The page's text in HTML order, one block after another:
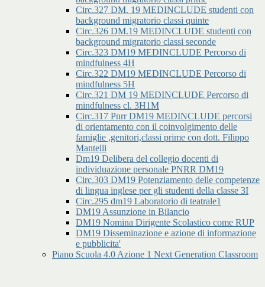
Circ.327 DM. 19 MEDINCLUDE studenti con
background migratorio classi quinte
Circ.326 DM.19 MEDINCLUDE studenti con
background migratorio classi seconde
Circ.323 DM19 MEDINCLUDE Percorso di
mindfulness 4H
Circ.322 DM19 MEDINCLUDE Percorso di
mindfulness 5H
Circ.321 DM 19 MEDINCLUDE Percorso di
mindfulness cl. 3H1M
Circ.317 Pnrr DM19 MEDINCLUDE percorsi
di orientamento con il coinvolgimento delle
famiglie ,genitori,classi prime con dott. Filippo
Mantelli
Dm19 Delibera del collegio docenti di
individuazione personale PNRR DM19
Circ.303 DM19 Potenziamento delle competenze
di lingua inglese per gli studenti della classe 3I
Circ.295 dm19 Laboratorio di teatrale1
DM19 Assunzione in Bilancio
DM19 Nomina Dirigente Scolastico come RUP
DM19 Disseminazione e azione di informazione
e pubblicita'
Piano Scuola 4.0 Azione 1 Next Generation Classroom